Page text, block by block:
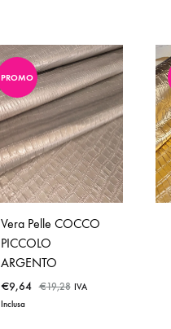
ADD
TO
WISHLIST
PROMO
Vera Pelle COCCO
PICCOLO
ARGENTO
€9,64 €19,28 IVA
Inclusa